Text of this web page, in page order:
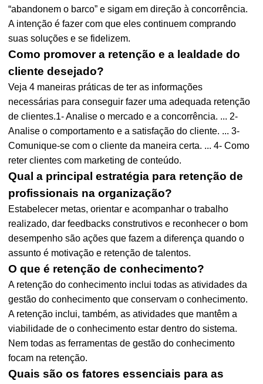
“abandonem o barco” e sigam em direção à concorrência.
A intenção é fazer com que eles continuem comprando
suas soluções e se fidelizem.
Como promover a retenção e a lealdade do
cliente desejado?
Veja 4 maneiras práticas de ter as informações
necessárias para conseguir fazer uma adequada retenção
de clientes.1- Analise o mercado e a concorrência. ... 2-
Analise o comportamento e a satisfação do cliente. ... 3-
Comunique-se com o cliente da maneira certa. ... 4- Como
reter clientes com marketing de conteúdo.
Qual a principal estratégia para retenção de
profissionais na organização?
Estabelecer metas, orientar e acompanhar o trabalho
realizado, dar feedbacks construtivos e reconhecer o bom
desempenho são ações que fazem a diferença quando o
assunto é motivação e retenção de talentos.
O que é retenção de conhecimento?
A retenção do conhecimento inclui todas as atividades da
gestão do conhecimento que conservam o conhecimento.
A retenção inclui, também, as atividades que mantêm a
viabilidade de o conhecimento estar dentro do sistema.
Nem todas as ferramentas de gestão do conhecimento
focam na retenção.
Quais são os fatores essenciais para as